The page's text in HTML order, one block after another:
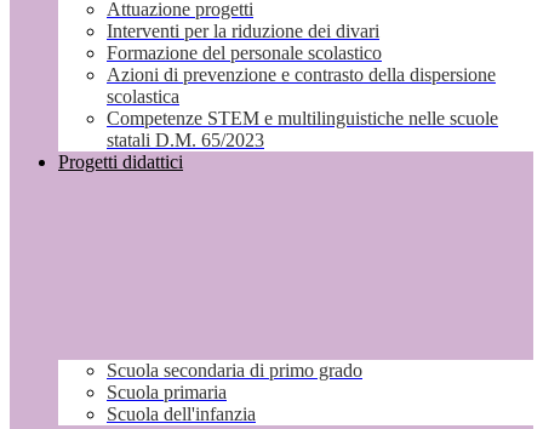
Attuazione progetti
Interventi per la riduzione dei divari
Formazione del personale scolastico
Azioni di prevenzione e contrasto della dispersione
scolastica
Competenze STEM e multilinguistiche nelle scuole
statali D.M. 65/2023
Progetti didattici
Scuola secondaria di primo grado
Scuola primaria
Scuola dell'infanzia